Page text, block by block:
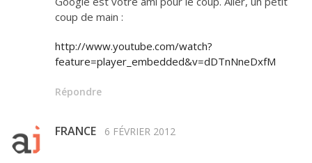
coup de main :
http://www.youtube.com/watch?
feature=player_embedded&v=dDTnNneDxfM
Répondre
FRANCE 6 FÉVRIER 2012